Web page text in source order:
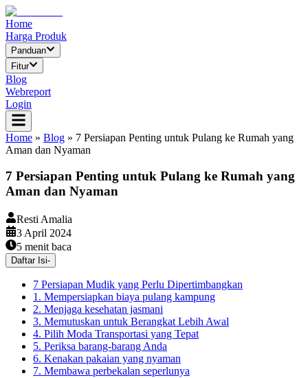
Home
Harga Produk
Panduan
Fitur
Blog
Webreport
Login
Home » Blog » 7 Persiapan Penting untuk Pulang ke Rumah yang
Aman dan Nyaman
7 Persiapan Penting untuk Pulang ke Rumah yang
Aman dan Nyaman
Resti Amalia
3 April 2024
5 menit baca
Daftar Isi-
7 Persiapan Mudik yang Perlu Dipertimbangkan
1. Mempersiapkan biaya pulang kampung
2. Menjaga kesehatan jasmani
3. Memutuskan untuk Berangkat Lebih Awal
4. Pilih Moda Transportasi yang Tepat
5. Periksa barang-barang Anda
6. Kenakan pakaian yang nyaman
7. Membawa perbekalan seperlunya